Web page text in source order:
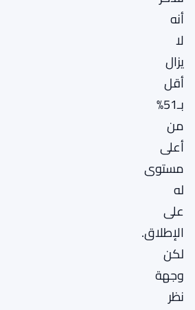
أنه
لا
يزال
أقل
بـ51%
من
أعلى
مستوى
له
على
الإطلاق.
لكن
وجهة
نظر